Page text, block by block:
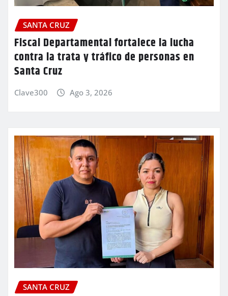
SANTA CRUZ
Fiscal Departamental fortalece la lucha
contra la trata y tráfico de personas en
Santa Cruz
Clave300 Ago 3, 2026
SANTA CRUZ